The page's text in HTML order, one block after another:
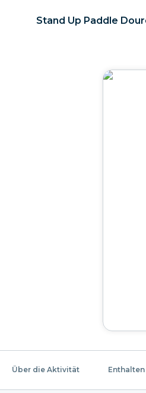
Stand Up Paddle
Über die Aktivität